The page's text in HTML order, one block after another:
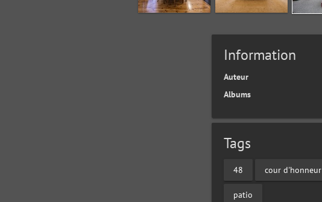
Information
Auteur
Albums
Tags
48 cour d'honneur
patio